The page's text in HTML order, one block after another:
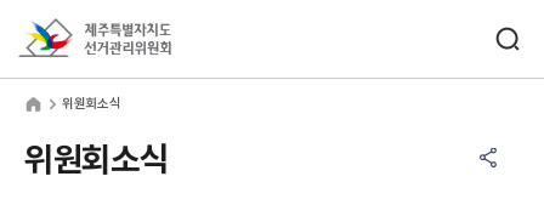
위원회소식
위원회소식